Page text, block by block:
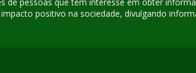
positivo na sociedade, divulgando